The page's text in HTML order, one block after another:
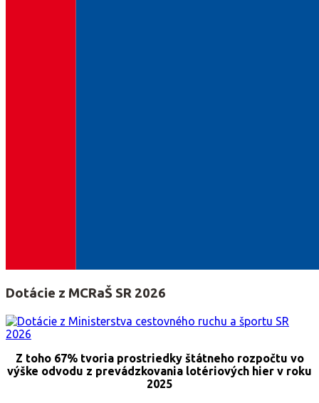
Dotácie z MCRaŠ SR 2026
Z toho 67% tvoria prostriedky štátneho rozpočtu vo
výške odvodu z prevádzkovania lotériových hier v roku
2025